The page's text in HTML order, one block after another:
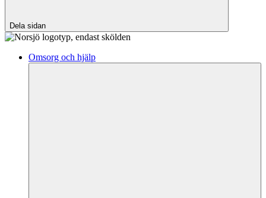
Dela sidan
Omsorg och hjälp